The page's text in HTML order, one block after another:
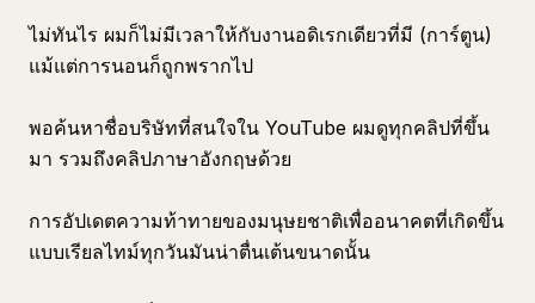
ไม่ทันไร ผมก็ไม่มีเวลาให้กับงานอดิเรกเดียวที่มี (การ์ตูน)
แม้แต่การนอนก็ถูกพรากไป
พอค้นหาชื่อบริษัทที่สนใจใน YouTube ผมดูทุกคลิปที่ขึ้น
มา รวมถึงคลิปภาษาอังกฤษด้วย
การอัปเดตความท้าทายของมนุษยชาติเพื่ออนาคตที่เกิดขึ้น
แบบเรียลไทม์ทุกวันมันน่าตื่นเต้นขนาดนั้น